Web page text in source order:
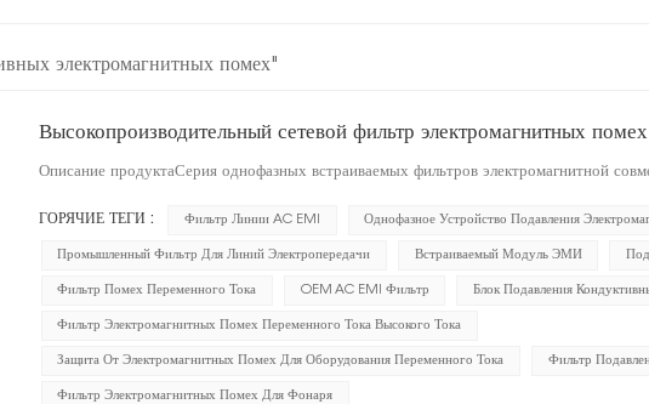
электромагнитных помех"
Высокопроизводительный сетевой фильтр электромагнитных
Описание продуктаСерия однофазных встраиваемых фильтров электромагнитной
ГОРЯЧИЕ ТЕГИ : Фильтр Линии AC EMI Однофазное Устройство Подавления
Промышленный Фильтр Для Линий Электропередачи Встраиваемый Модуль ЭМИ
Фильтр Помех Переменного Тока OEM AC EMI Фильтр Блок Подавления
Фильтр Электромагнитных Помех Переменного Тока Высокого Тока
Защита От Электромагнитных Помех Для Оборудования Переменного Тока Фильтр
Фильтр Электромагнитных Помех Для Фонаря